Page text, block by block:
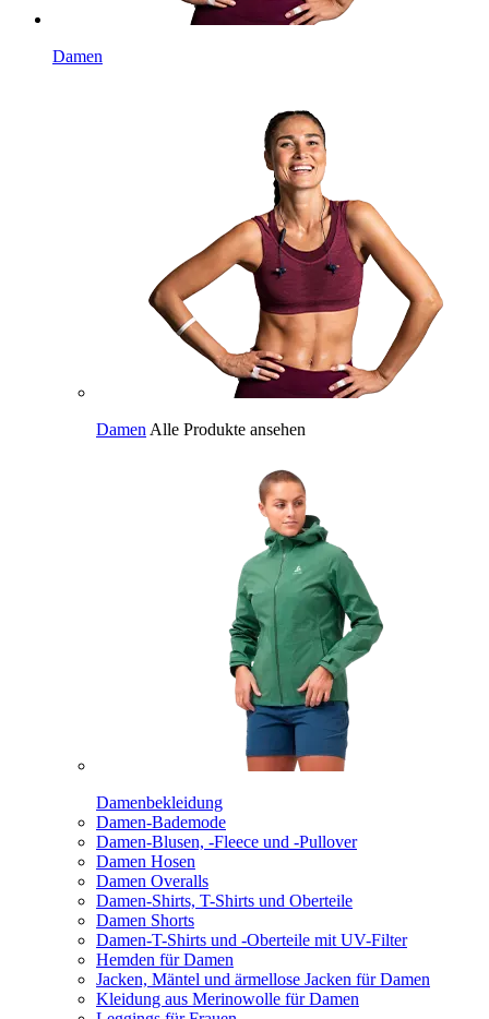
Damen
Damen Alle Produkte ansehen
Damenbekleidung
Damen-Bademode
Damen-Blusen, -Fleece und -Pullover
Damen Hosen
Damen Overalls
Damen-Shirts, T-Shirts und Oberteile
Damen Shorts
Damen-T-Shirts und -Oberteile mit UV-Filter
Hemden für Damen
Jacken, Mäntel und ärmellose Jacken für Damen
Kleidung aus Merinowolle für Damen